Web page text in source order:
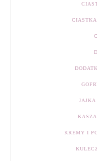
JAJKA
KREMY I